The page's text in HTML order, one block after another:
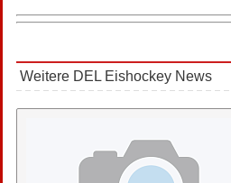
Weitere DEL Eishockey News